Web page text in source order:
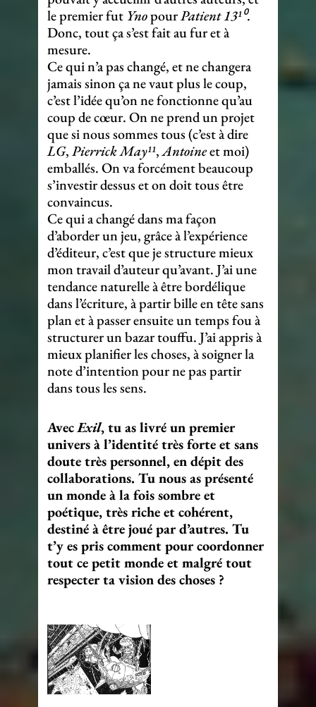
le premier fut YnopourPatient 13¹⁰.
Donc, tout ça s’est fait au fur et à
mesure.
Ce qui n’a pas changé, et ne changera
jamais sinon ça ne vaut plus le coup,
c’est l’idée qu’on ne fonctionne qu’au
coup de cœur. On ne prend un projet
que si nous sommes tous (c’est à dire
LG,Pierrick May¹¹,Antoineet moi)
emballés. On va forcément beaucoup
s’investir dessus et on doit tous être
convaincus.
Ce qui a changé dans ma façon
d’aborder un jeu, grâce à l’expérience
d’éditeur, c’est que je structure mieux
mon travail d’auteur qu’avant. J’ai une
tendance naturelle à être bordélique
dans l’écriture, à partir bille en tête sans
plan et à passer ensuite un temps fou à
structurer un bazar touffu. J’ai appris à
mieux planifier les choses, à soigner la
note d’intention pour ne pas partir
dans tous les sens.
AvecExil, tu as livré un premier
univers à l’identité très forte et sans
doute très personnel, en dépit des
collaborations. Tu nous as présenté
un monde à la fois sombre et
poétique, très riche et cohérent,
destiné à être joué par d’autres. Tu
t’y es pris comment pour coordonner
tout ce petit monde et malgré tout
respecter ta vision des choses ?